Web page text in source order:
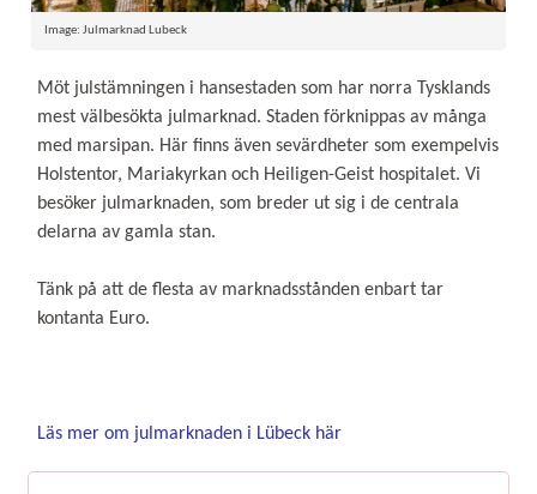
Image: Julmarknad Lubeck
Möt julstämningen i hansestaden som har norra Tysklands
mest välbesökta julmarknad. Staden förknippas av många
med marsipan. Här finns även sevärdheter som exempelvis
Holstentor, Mariakyrkan och Heiligen-Geist hospitalet. Vi
besöker julmarknaden, som breder ut sig i de centrala
delarna av gamla stan.
Tänk på att de flesta av marknadsstånden enbart tar
kontanta Euro.
Läs mer om julmarknaden i Lübeck här